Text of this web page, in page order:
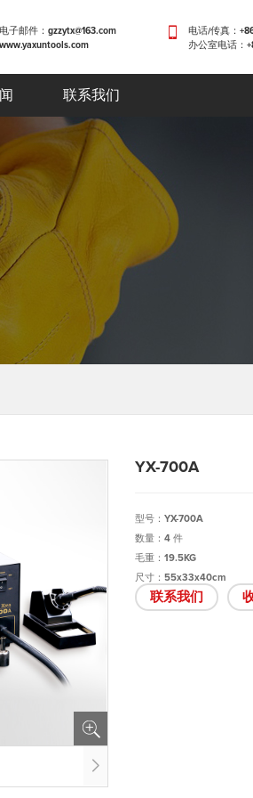
电子邮件：gzzytx@163.com
www.yaxuntools.com
电话/传真：
办公室电话：
联系我们
YX-700A
型号：YX-700A
数量：4 件
毛重：19.5KG
尺寸：55x33x40cm
联系我们